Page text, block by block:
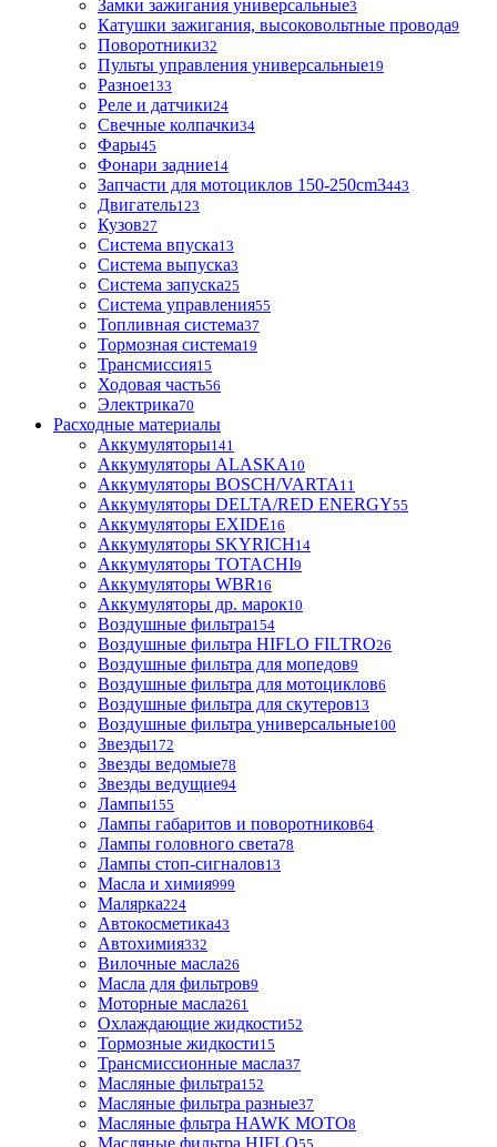
Замки зажигания универсальные3
Катушки зажигания, высоковольтные провода9
Поворотники32
Пульты управления универсальные19
Разное133
Реле и датчики24
Свечные колпачки34
Фары45
Фонари задние14
Запчасти для мотоциклов 150-250cm3443
Двигатель123
Кузов27
Система впуска13
Система выпуска3
Система запуска25
Система управления55
Топливная система37
Тормозная система19
Трансмиссия15
Ходовая часть56
Электрика70
Расходные материалы
Аккумуляторы141
Аккумуляторы ALASKA 10
Аккумуляторы BOSCH/VARTA 11
Аккумуляторы DELTA/RED ENERGY55
Аккумуляторы EXIDE16
Аккумуляторы SKYRICH14
Аккумуляторы TOTACHI9
Аккумуляторы WBR 16
Аккумуляторы др. марок10
Воздушные фильтра154
Воздушные фильтра HIFLO FILTRO26
Воздушные фильтра для мопедов9
Воздушные фильтра для мотоциклов6
Воздушные фильтра для скутеров13
Воздушные фильтра универсальные100
Звезды172
Звезды ведомые78
Звезды ведущие94
Лампы155
Лампы габаритов и поворотников64
Лампы головного света78
Лампы стоп-сигналов13
Масла и химия999
Малярка224
Автокосметика43
Автохимия332
Вилочные масла26
Масла для фильтров9
Моторные масла261
Охлаждающие жидкости52
Тормозные жидкости15
Трансмиссионные масла37
Масляные фильтра152
Масляные фильтра разные37
Масляные фльтра HAWK MOTO8
Масляные фильтра HIFLO